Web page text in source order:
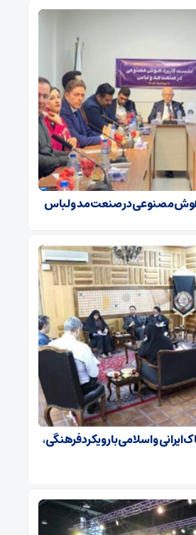
مصنوعی در صنعت مد و لباس
ایرانی و اسلامی با رویکرد فرهنگی،